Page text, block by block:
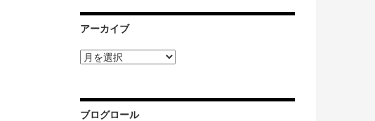
アーカイブ
ア
ー
ブ
ブログロール